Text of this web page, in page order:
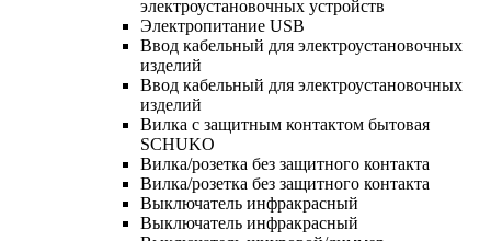
электроустановочных устройств
Электропитание USB
Ввод кабельный для электроустановочных
изделий
Ввод кабельный для электроустановочных
изделий
Вилка с защитным контактом бытовая
SCHUKO
Вилка/розетка без защитного контакта
Вилка/розетка без защитного контакта
Выключатель инфракрасный
Выключатель инфракрасный